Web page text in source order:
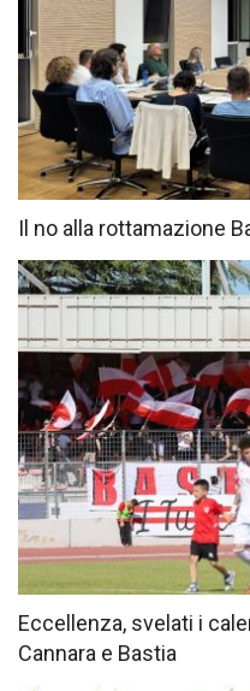
Il no alla rottamazione
Eccellenza, svelati i
Cannara e Bastia